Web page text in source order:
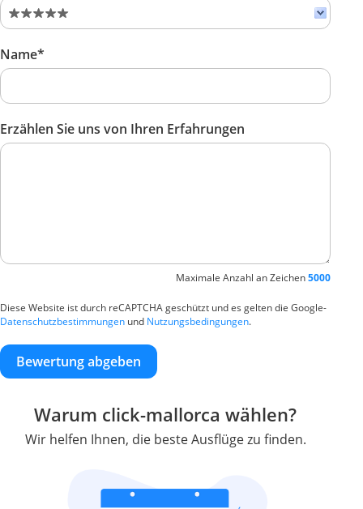
Name*
Erzählen Sie uns von Ihren Erfahrungen
Maximale Anzahl an Zeichen5000
Diese Website ist durch reCAPTCHA geschützt und es gelten die Google-
Datenschutzbestimmungen und Nutzungsbedingungen.
Bewertung abgeben
Warum click-mallorca wählen?
Wir helfen Ihnen, die beste Ausflüge zu finden.